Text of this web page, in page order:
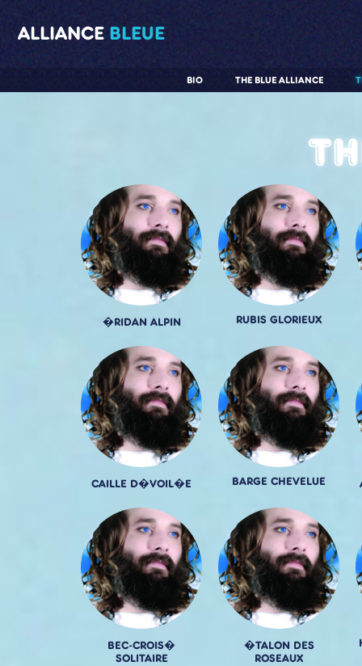
ALLIANCE BLEUE
THE BLUE ALLIANCE
BIO
�RIDAN ALPIN RUBIS GLORIEUX
CAILLE D�VOIL�E BARGE CHEVELUE
BEC-CROIS�
SOLITAIRE
�TALON DES
ROSEAUX